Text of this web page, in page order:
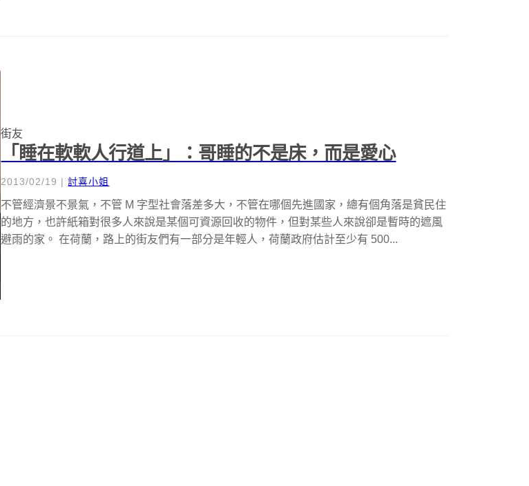
街友
「睡在軟軟人行道上」：哥睡的不是床，而是愛心
2013/02/19 |討喜小姐
不管經濟景不景氣，不管 M 字型社會落差多大，不管在哪個先進國家，總有個角落是貧民住
的地方，也許紙箱對很多人來說是某個可資源回收的物件，但對某些人來說卻是暫時的遮風
避雨的家。 在荷蘭，路上的街友們有一部分是年輕人，荷蘭政府估計至少有 500...